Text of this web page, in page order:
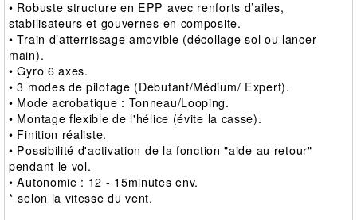
• Robuste structure en EPP avec renforts d’ailes,
stabilisateurs et gouvernes en composite.
• Train d’atterrissage amovible (décollage sol ou lancer
main).
• Gyro 6 axes.
• 3 modes de pilotage (Débutant/Médium/ Expert).
• Mode acrobatique : Tonneau/Looping.
• Montage flexible de l'hélice (évite la casse).
• Finition réaliste.
• Possibilité d'activation de la fonction "aide au retour"
pendant le vol.
• Autonomie : 12 - 15minutes env.
* selon la vitesse du vent.